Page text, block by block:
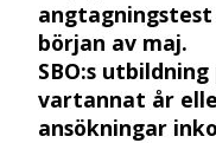
angtagningstest
början av maj.
SBO:s
vartannat år
ansökningar